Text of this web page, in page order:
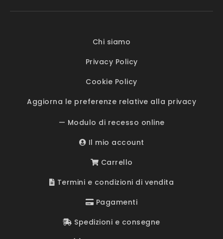
Chi siamo
Privacy Policy
Cookie Policy
Aggiorna le preferenze relative alla privacy
— Modulo di recesso online
Il mio account
Carrello
Termini e condizioni di vendita
Pagamenti
Spedizioni e consegne